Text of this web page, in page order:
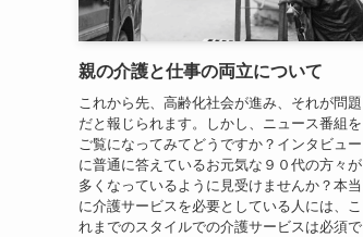
親の介護と仕事の両立について
これから先、高齢化社会が進み、それが問題
だと報じられます。しかし、ニュース番組を
ご覧になってみてどうですか？インタビュー
に普通に答えているお元気な９０代の方々が
多くなっているように見受けませんか？本当
に介護サービスを必要としている人には、こ
れまでのスタイルでの介護サービスは必須で